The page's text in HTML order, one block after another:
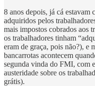
8 anos depois, já cá estavam
adquiridos pelos
mais impostos cobrados aos
os trabalhadores tinham
eram de graça, pois não?), e
bancarrotas acontecem
segunda vinda do FMI, com
austeridade sobre os
grátis).